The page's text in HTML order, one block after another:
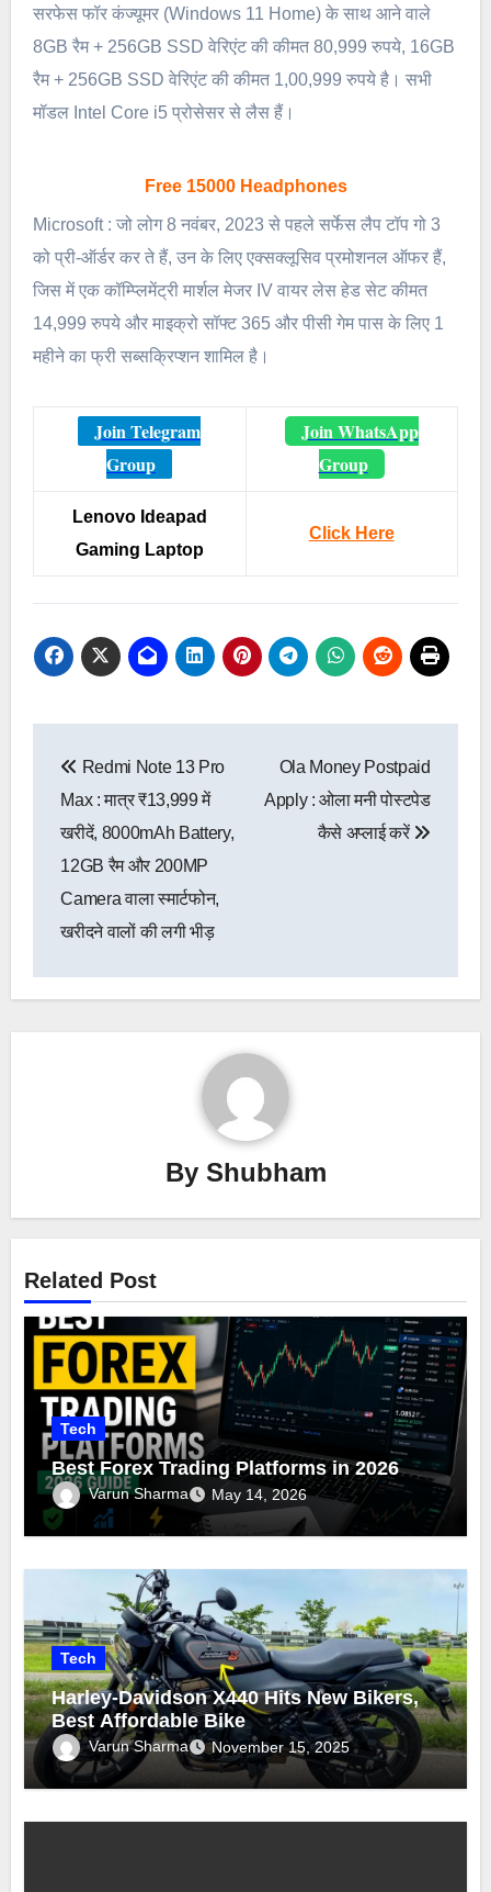
सरफेस फॉर कंज्यूमर (Windows 11 Home) के साथ आने वाले
8GB रैम + 256GB SSD वेरिएंट की कीमत 80,999 रुपये, 16GB
रैम + 256GB SSD वेरिएंट की कीमत 1,00,999 रुपये है। सभी
मॉडल Intel Core i5 प्रोसेसर से लैस हैं।
Free 15000 Headphones
Microsoft : जो लोग 8 नवंबर, 2023 से पहले सर्फेस लैप टॉप गो 3
को प्री-ऑर्डर कर ते हैं, उन के लिए एक्सक्लूसिव प्रमोशनल ऑफर हैं,
जिस में एक कॉम्प्लिमेंट्री मार्शल मेजर IV वायर लेस हेड सेट कीमत
14,999 रुपये और माइक्रो सॉफ्ट 365 और पीसी गेम पास के लिए 1
महीने का फ्री सब्सक्रिप्शन शामिल है।
Join Telegram
Group
Join WhatsApp
Group
Lenovo Ideapad
Gaming Laptop
Click Here
navigation
Redmi Note 13 Pro
Max : मात्र ₹13,999 में
खरीदें, 8000mAh Battery,
12GB रैम और 200MP
Camera वाला स्मार्टफोन,
खरीदने वालों की लगी भीड़
Ola Money Postpaid
Apply : ओला मनी पोस्टपेड
कैसे अप्लाई करें
By Shubham
Related Post
Tech
Best Forex Trading Platforms in 2026
Varun Sharma May 14, 2026
Tech
Harley-Davidson X440 Hits New Bikers,
Best Affordable Bike
Varun Sharma November 15, 2025